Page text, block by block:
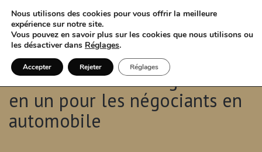
Auto-Gestion : le logiciel tout
en un pour les négociants en
automobile
Nous utilisons des cookies pour vous offrir la meilleure
expérience sur notre site.
Vous pouvez en savoir plus sur les cookies que nous utilisons ou
les désactiver dans Réglages.
Accepter Rejeter Réglages